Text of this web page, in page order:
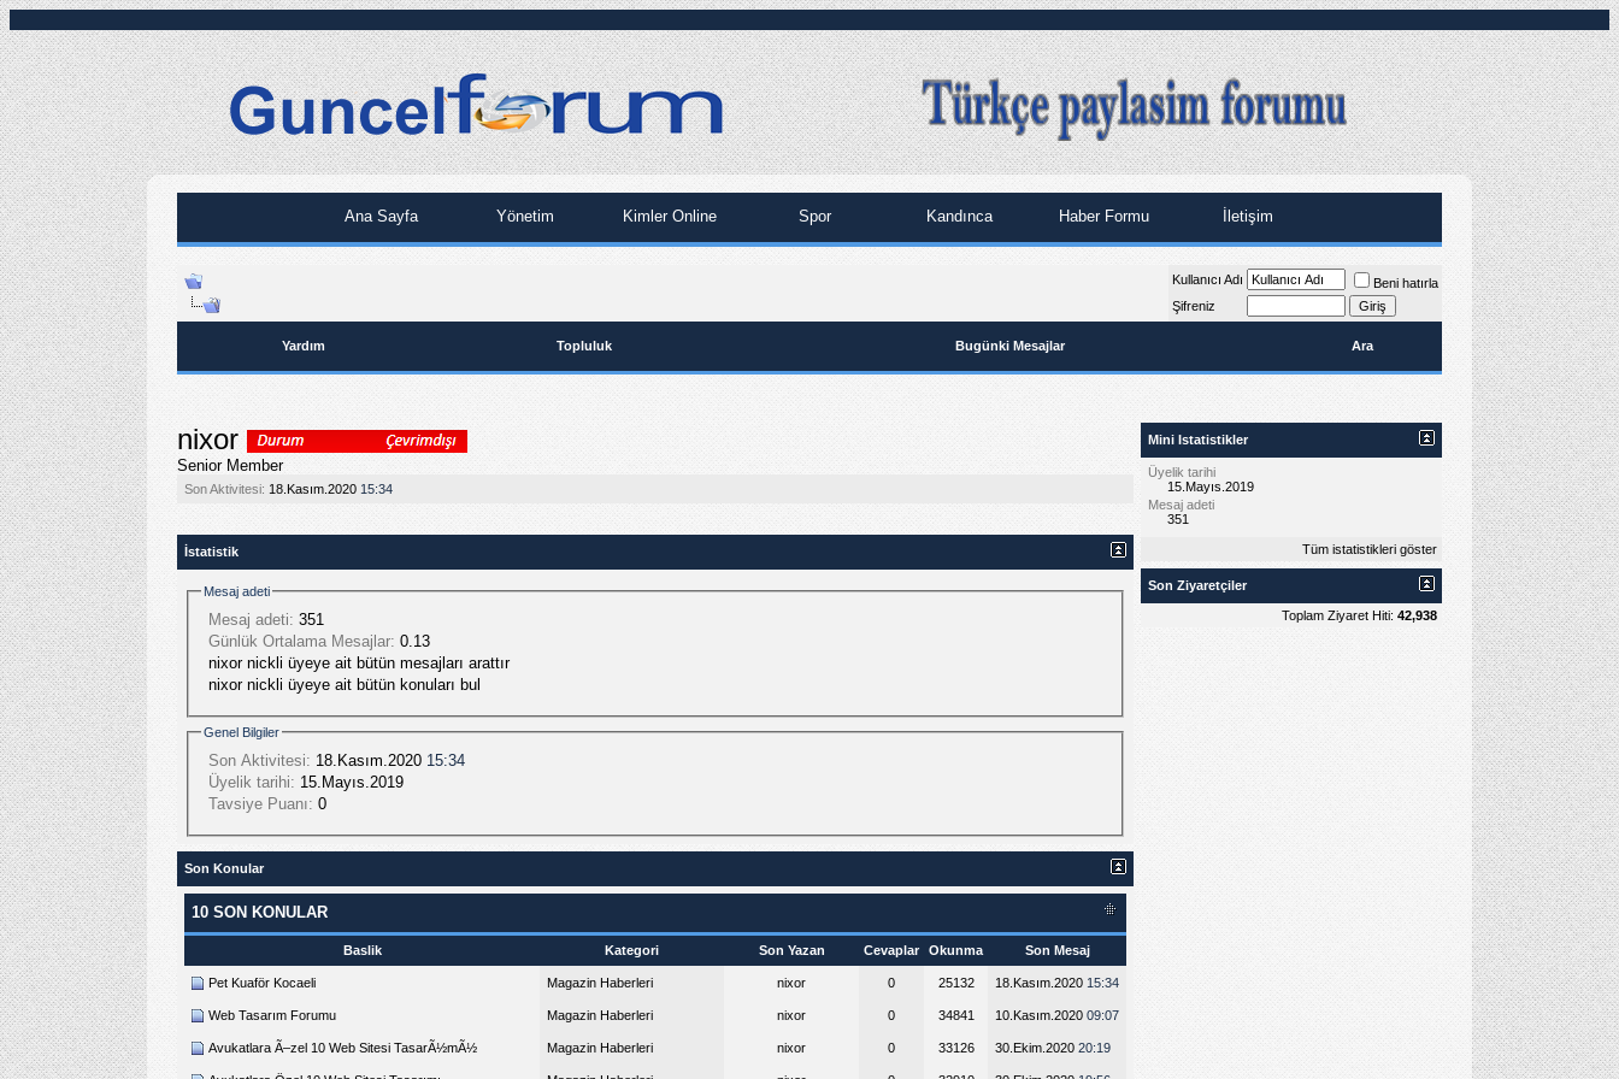
Ana Sayfa Yönetim Kimler Online Spor Kandınca Haber Formu İletişim
Kullanıcı Adı
Beni hatırla
Şifreniz
Yardım Topluluk Bugünki Mesajlar Ara
nixor
Senior Member
Son Aktivitesi: 18.Kasım.2020 15:34
İstatistik
Mesaj adeti
Mesaj adeti: 351
Günlük Ortalama Mesajlar: 0.13
nixor nickli üyeye ait bütün mesajları arattır
nixor nickli üyeye ait bütün konuları bul
Genel Bilgiler
Son Aktivitesi: 18.Kasım.2020 15:34
Üyelik tarihi: 15.Mayıs.2019
Tavsiye Puanı: 0
Son Konular
10 SON KONULAR
Baslik Kategori Son Yazan Cevaplar Okunma Son Mesaj
Pet Kuaför Kocaeli Magazin Haberleri nixor 0 25132 18.Kasım.2020 15:34
Web Tasarım Forumu Magazin Haberleri nixor 0 34841 10.Kasım.2020 09:07
Avukatlara Ã–zel 10 Web Sitesi TasarÃ½mÃ½ Magazin Haberleri nixor 0 33126 30.Ekim.2020 20:19
Mini Istatistikler
Üyelik tarihi
15.Mayıs.2019
Mesaj adeti
351
Tüm istatistikleri göster
Son Ziyaretçiler
Toplam Ziyaret Hiti: 42,938